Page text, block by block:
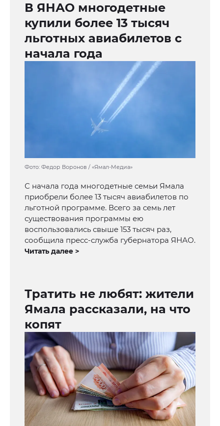
В ЯНАО многодетные
купили более 13 тысяч
льготных авиабилетов с
начала года
Фото: Федор Воронов / «Ямал-Медиа»
С начала года многодетные семьи Ямала
приобрели более 13 тысяч авиабилетов по
льготной программе. Всего за семь лет
существования программы ею
воспользовались свыше 153 тысяч раз,
сообщила пресс-служба губернатора ЯНАО.
Читать далее >
Тратить не любят: жители
Ямала рассказали, на что
копят